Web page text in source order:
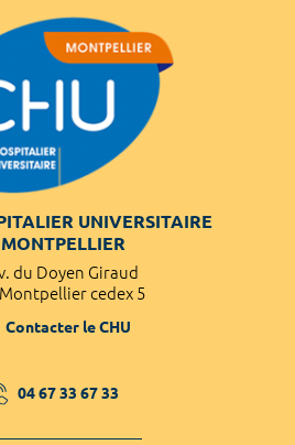
UNIVERSITAIRE
du Doyen Giraud
cedex 5
Contacter le CHU
04 67 33 67 33